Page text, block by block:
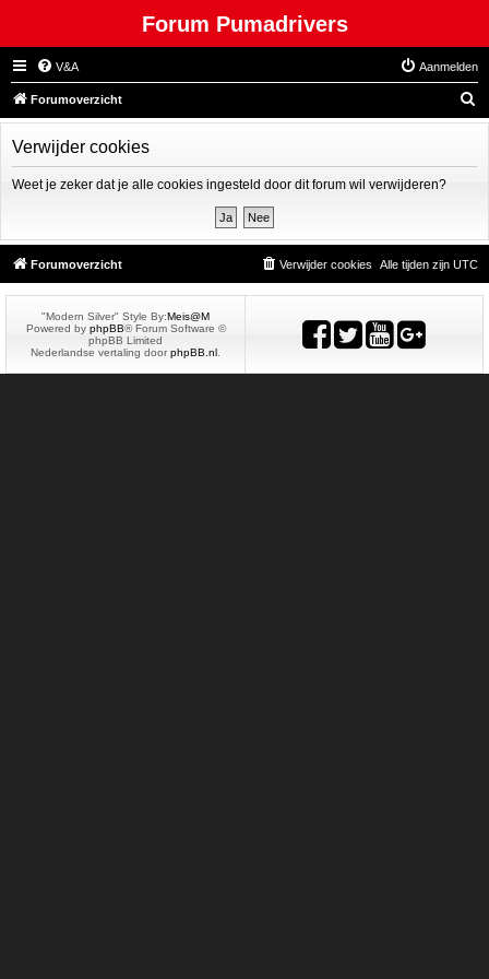
Forum Pumadrivers
V&A Aanmelden
Forumoverzicht
o
Verwijder cookies
Weet je zeker dat je alle cookies ingesteld door dit forum wil verwijderen?
Forumoverzicht Alle tijden zijn UTC
Verwijder cookies
"Modern Silver" Style By:Meis@M
Powered by phpBB® Forum Software ©
phpBB Limited
Nederlandse vertaling doorphpBB.nl